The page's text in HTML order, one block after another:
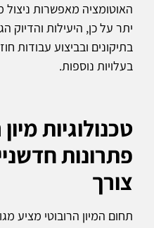
האוטומציה מאפשרות
יתר על כן, היעילות והדיוק
בתיקונים ובביצוע עבודות
בעלויות נוספות.
טכנולוגיות
פתרונות
צורך
תחום המיון הרובוטי מציע